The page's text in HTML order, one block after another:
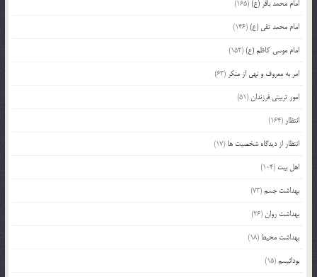
امام محمد باقر (ع)(165)
امام محمد تقی (ع)(146)
امام موسی کاظم (ع)(152)
امر به معروف و نهی از منکر (63)
امور تربیتی فرزندان(51)
انتظار (164)
انتظار از دیدگاه شخصیت ها (17)
اهل بیت (104)
بهداشت جسم(73)
بهداشت روان(26)
بهداشت محیط (18)
بودائیسم(15)